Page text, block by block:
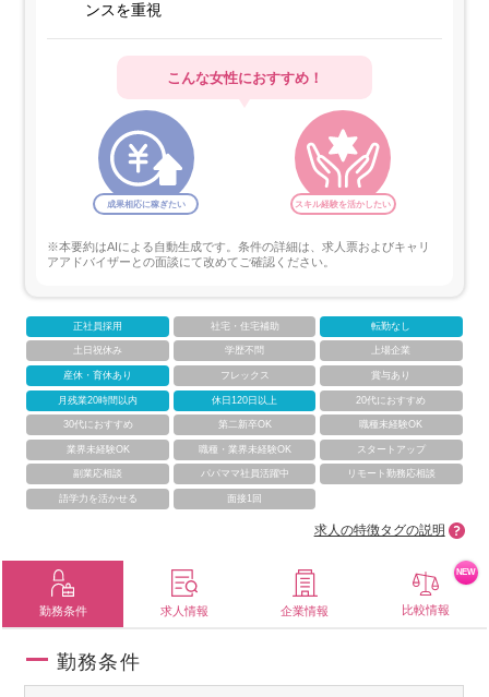
ンスを重視
こんな女性におすすめ！
成果相応に稼ぎたい スキル経験を活かしたい
※本要約はAIによる自動生成です。条件の詳細は、求人票およびキャリ
アアドバイザーとの面談にて改めてご確認ください。
正社員採用 社宅・住宅補助 転勤なし
土日祝休み 学歴不問 上場企業
産休・育休あり フレックス 賞与あり
月残業20時間以内 休日120日以上 20代におすすめ
30代におすすめ 第二新卒OK 職種未経験OK
業界未経験OK 職種・業界未経験OK スタートアップ
副業応相談 パパママ社員活躍中 リモート勤務応相談
語学力を活かせる 面接1回
求人の特徴タグの説明
勤務条件 求人情報 企業情報 比較情報
NEW
勤務条件